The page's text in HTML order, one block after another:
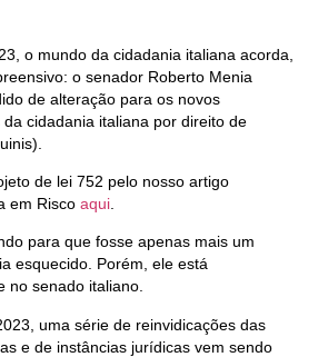
o mundo da cidadania italiana acorda,
o senador Roberto Menia
de alteração para os novos
cidadania italiana por direito de
de lei 752 pelo nosso artigo
em Risco aqui.
para que fosse apenas mais um
esquecido. Porém, ele está
no senado italiano.
uma série de reinvidicações das
e de instâncias jurídicas vem sendo